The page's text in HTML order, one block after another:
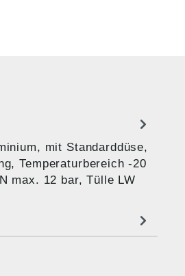
mit Standarddüse,
Temperaturbereich -20
max. 12 bar, Tülle LW